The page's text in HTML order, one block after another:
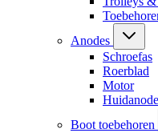
Anodes
Schroefas
Roerblad
Motor
Boot toebehoren